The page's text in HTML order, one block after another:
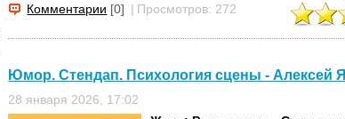
Комментарии [0] | Просмотров: 272
Юмор. Стендап. Психология сцены - Алексей
28 января 2026, 17:02